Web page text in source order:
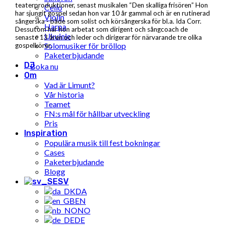
Cello
Violin
Harpa
Ukulele
Solomusiker för bröllop
Paketerbjudande
DJ
Om
Vad är Limunt?
Vår historia
Teamet
FN:s mål för hållbar utveckling
Pris
Inspiration
Populära musik till fest bokningar
Cases
Paketerbjudande
Blogg
SV
DA
EN
NO
DE
teaterproduktioner, senast musikalen “Den skalliga frisören” Hon
har sjungit gospel sedan hon var 10 år gammal och är en rutinerad
sångerska - både som solist och körsångerska för bl.a. Ida Corr.
Dessutom har hon arbetat som dirigent och sångcoach de
senaste 13 åren och leder och dirigerar för närvarande tre olika
gospelkörer.
Boka nu